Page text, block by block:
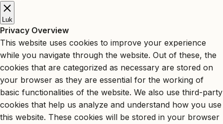
Luk
Privacy Overview
This website uses cookies to improve your experience
while you navigate through the website. Out of these, the
cookies that are categorized as necessary are stored on
your browser as they are essential for the working of
basic functionalities of the website. We also use third-party
cookies that help us analyze and understand how you use
this website. These cookies will be stored in your browser